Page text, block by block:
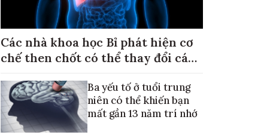
Các nhà khoa học Bỉ phát hiện cơ
chế then chốt có thể thay đổi cách
Ba yếu tố ở tuổi trung
niên có thể khiến bạn
mất gần 13 năm trí nhớ